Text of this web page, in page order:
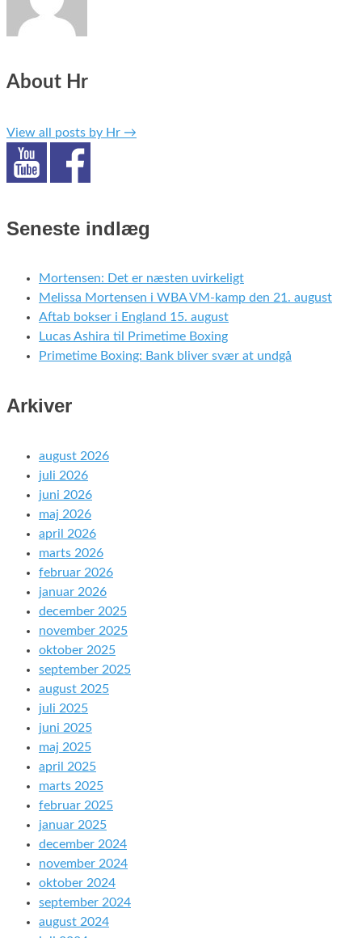
About Hr
View all posts by Hr →
Seneste indlæg
Mortensen: Det er næsten uvirkeligt
Melissa Mortensen i WBA VM-kamp den 21. august
Aftab bokser i England 15. august
Lucas Ashira til Primetime Boxing
Primetime Boxing: Bank bliver svær at undgå
Arkiver
august 2026
juli 2026
juni 2026
maj 2026
april 2026
marts 2026
februar 2026
januar 2026
december 2025
november 2025
oktober 2025
september 2025
august 2025
juli 2025
juni 2025
maj 2025
april 2025
marts 2025
februar 2025
januar 2025
december 2024
november 2024
oktober 2024
september 2024
august 2024